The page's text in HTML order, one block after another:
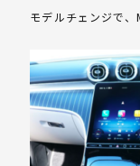
モデルチェンジで、